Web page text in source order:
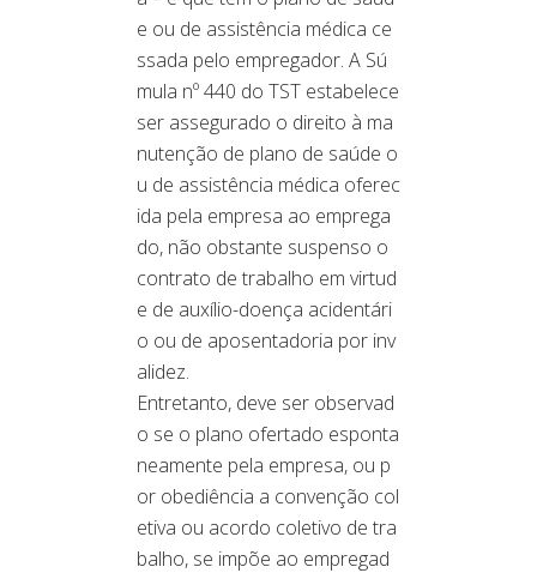
e ou de assistência médica ce
ssada pelo empregador. A Sú
mula nº 440 do TST estabelece
ser assegurado o direito à ma
nutenção de plano de saúde o
u de assistência médica oferec
ida pela empresa ao emprega
do, não obstante suspenso o
contrato de trabalho em virtud
e de auxílio-doença acidentári
o ou de aposentadoria por inv
alidez.
Entretanto, deve ser observad
o se o plano ofertado esponta
neamente pela empresa, ou p
or obediência a convenção col
etiva ou acordo coletivo de tra
balho, se impõe ao empregad